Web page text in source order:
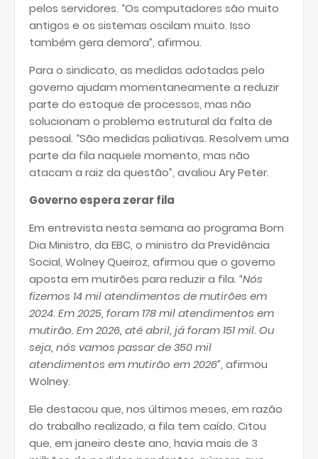
pelos servidores. “Os computadores são muito
antigos e os sistemas oscilam muito. Isso
também gera demora”, afirmou.
Para o sindicato, as medidas adotadas pelo
governo ajudam momentaneamente a reduzir
parte do estoque de processos, mas não
solucionam o problema estrutural da falta de
pessoal. “São medidas paliativas. Resolvem uma
parte da fila naquele momento, mas não
atacam a raiz da questão”, avaliou Ary Peter.
Governo espera zerar fila
Em entrevista nesta semana ao programa Bom
Dia Ministro, da EBC, o ministro da Previdência
Social, Wolney Queiroz, afirmou que o governo
aposta em mutirões para reduzir a fila. “Nós
fizemos 14 mil atendimentos de mutirões em
2024. Em 2025, foram 178 mil atendimentos em
mutirão. Em 2026, até abril, já foram 151 mil. Ou
seja, nós vamos passar de 350 mil
atendimentos em mutirão em 2026”, afirmou
Wolney.
Ele destacou que, nos últimos meses, em razão
do trabalho realizado, a fila tem caído. Citou
que, em janeiro deste ano, havia mais de 3